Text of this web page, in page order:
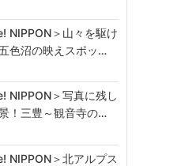
NIPPON＞山々を駆け
色沼の映えスポッ…
NIPPON＞写真に残し
！三豊～観音寺の…
NIPPON＞北アルプス